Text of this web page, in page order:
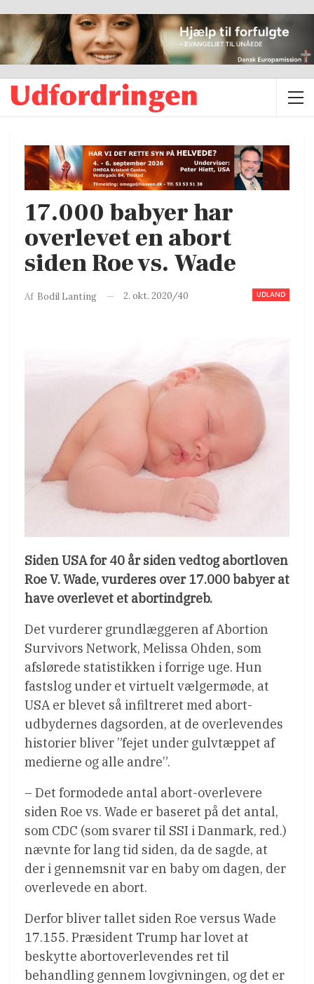
17.000 babyer har
overlevet en abort
siden Roe vs. Wade
UDLAND
Af Bodil Lanting 2. okt. 2020/40
Siden USA for 40 år siden vedtog abortloven
Roe V. Wade, vurderes over 17.000 babyer at
have overlevet et abortindgreb.
Det vurderer grundlæggeren af Abortion
Survivors Network, Melissa Ohden, som
afslørede statistikken i forrige uge. Hun
fastslog under et virtuelt vælgermøde, at
USA er blevet så infiltreret med abort-
udbydernes dagsorden, at de overlevendes
historier bliver ”fejet under gulvtæppet af
medierne og alle andre”.
– Det formodede antal abort-overlevere
siden Roe vs. Wade er baseret på det antal,
som CDC (som svarer til SSI i Danmark, red.)
nævnte for lang tid siden, da de sagde, at
der i gennemsnit var en baby om dagen, der
overlevede en abort.
Derfor bliver tallet siden Roe versus Wade
17.155. Præsident Trump har lovet at
beskytte abortoverlevendes ret til
behandling gennem lovgivningen, og det er